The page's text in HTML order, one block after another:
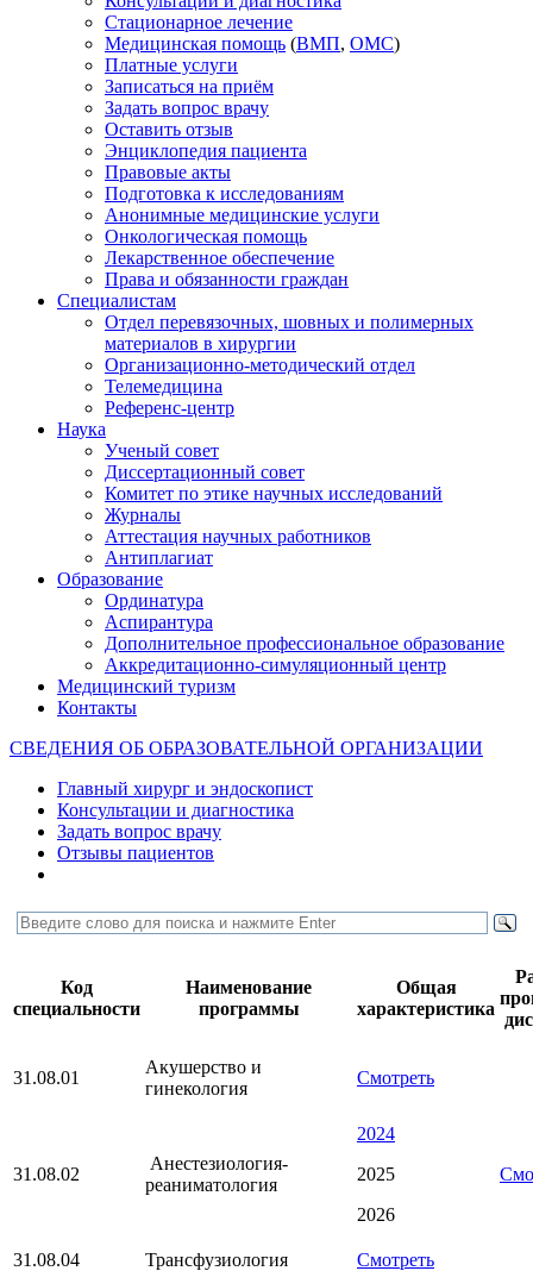
Стационарное лечение
Медицинская помощь (ВМП, ОМС)
Платные услуги
Записаться на приём
Задать вопрос врачу
Оставить отзыв
Энциклопедия пациента
Правовые акты
Подготовка к исследованиям
Анонимные медицинские услуги
Онкологическая помощь
Лекарственное обеспечение
Права и обязанности граждан
Специалистам
Отдел перевязочных, шовных и полимерных
материалов в хирургии
Организационно-методический отдел
Телемедицина
Референс-центр
Наука
Ученый совет
Диссертационный совет
Комитет по этике научных исследований
Журналы
Аттестация научных работников
Антиплагиат
Образование
Ординатура
Аспирантура
Дополнительное профессиональное образование
Аккредитационно-симуляционный центр
Медицинский туризм
Контакты
СВЕДЕНИЯ ОБ ОБРАЗОВАТЕЛЬНОЙ ОРГАНИЗАЦИИ
Главный хирург и эндоскопист
Консультации и диагностика
Задать вопрос врачу
Отзывы пациентов
Код
специальности
Наименование
программы
Общая
характеристика
31.08.01
Акушерство и
гинекология
Смотреть
31.08.02
Анестезиология-
реаниматология
2024
2025
2026
31.08.04 Трансфузиология Смотреть